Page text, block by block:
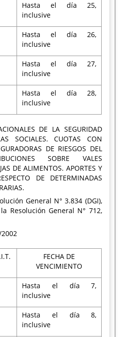
Hasta el día 25,
inclusive
Hasta el día 26,
inclusive
Hasta el día 27,
inclusive
Hasta el día 28,
inclusive
DE LA SEGURIDAD
SOCIALES. CUOTAS CON
DE RIESGOS DEL
SOBRE VALES
DE ALIMENTOS. APORTES Y
DE DETERMINADAS
General N° 3.834 (DGI),
Resolución General N° 712,
2002
FECHA DE
VENCIMIENTO
Hasta el día 7,
inclusive
Hasta el día 8,
inclusive